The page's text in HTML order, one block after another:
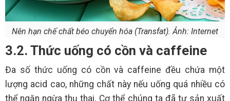
Nên hạn chế chất béo chuyển hóa (Transfat). Ảnh: Internet
3.2. Thức uống có cồn và caffeine
Đa số thức uống có cồn và caffeine đều chứa một
lượng acid cao, những chất này nếu uống quá nhiều có
thể ngăn ngừa thụ thai. Cơ thể chúng ta đã tự sản xuất